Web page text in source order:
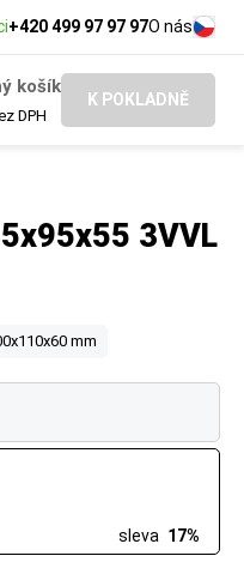
+420 499 97 97 97O nás
košík
DPH
K POKLADNĚ
3VVL
mm
sleva 17%